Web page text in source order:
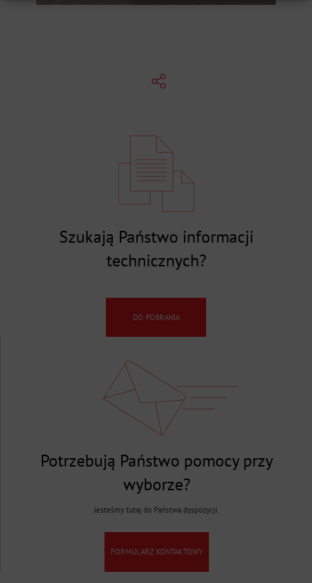
Szukają Państwo informacji
technicznych?
DO POBRANIA
Potrzebują Państwo pomocy przy
wyborze?
Jesteśmy tutaj do Państwa dyspozycji.
FORMULARZ KONTAKTOWY